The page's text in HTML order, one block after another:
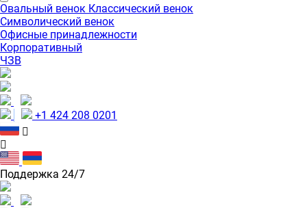
Овальный венок Классический венок
Символический венок
Офисные принадлежности
Корпоративный
ЧЗВ
+1 424 208 0201
Поддержка 24/7